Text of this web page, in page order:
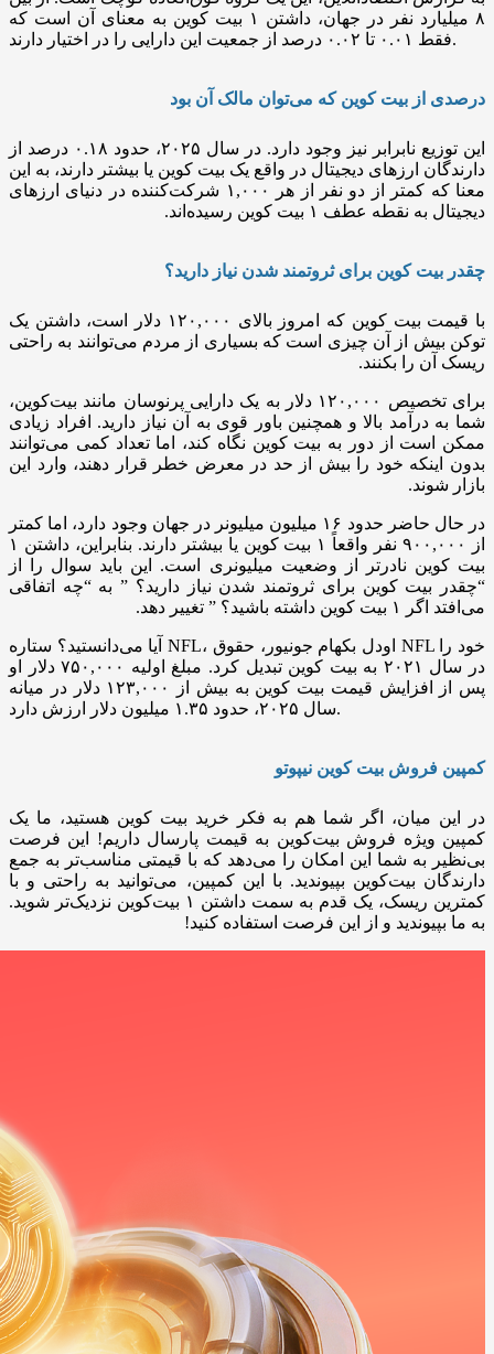
۸ میلیارد نفر در جهان، داشتن ۱ بیت کوین به معنای آن است که
فقط ۰.۰۱ تا ۰.۰۲ درصد از جمعیت این دارایی را در اختیار دارند.
درصدی از بیت کوین که می‌توان مالک آن بود
این توزیع نابرابر نیز وجود دارد. در سال ۲۰۲۵، حدود ۰.۱۸ درصد از
دارندگان ارز‌های دیجیتال در واقع یک بیت کوین یا بیشتر دارند، به این
معنا که کمتر از دو نفر از هر ۱,۰۰۰ شرکت‌کننده در دنیای ارز‌های
دیجیتال به نقطه عطف ۱ بیت کوین رسیده‌اند.
چقدر بیت ‌کوین برای ثروتمند شدن نیاز دارید؟
با قیمت بیت کوین که امروز بالای ۱۲۰,۰۰۰ دلار است، داشتن یک
توکن بیش از آن چیزی است که بسیاری از مردم می‌توانند به راحتی
ریسک آن را بکنند.
برای تخصیص ۱۲۰,۰۰۰ دلار به یک دارایی پرنوسان مانند بیت‌کوین،
شما به درآمد بالا و همچنین باور قوی به آن نیاز دارید. افراد زیادی
ممکن است از دور به بیت کوین نگاه کند، اما تعداد کمی می‌توانند
بدون اینکه خود را بیش از حد در معرض خطر قرار دهند، وارد این
بازار شوند.
در حال حاضر حدود ۱۶ میلیون میلیونر در جهان وجود دارد، اما کمتر
از ۹۰۰,۰۰۰ نفر واقعاً ۱ بیت کوین یا بیشتر دارند. بنابراین، داشتن ۱
بیت کوین نادرتر از وضعیت میلیونری است. این باید سوال را از
“چقدر بیت کوین برای ثروتمند شدن نیاز دارید؟ ” به “چه اتفاقی
می‌افتد اگر ۱ بیت کوین داشته باشید؟ ” تغییر دهد.
آیا می‌دانستید؟ ستاره NFL، اودل بکهام جونیور، حقوق NFL خود را
در سال ۲۰۲۱ به بیت کوین تبدیل کرد. مبلغ اولیه ۷۵۰,۰۰۰ دلار او
پس از افزایش قیمت بیت کوین به بیش از ۱۲۳,۰۰۰ دلار در میانه
سال ۲۰۲۵، حدود ۱.۳۵ میلیون دلار ارزش دارد.
کمپین فروش بیت‌ کوین نیپوتو
در این میان، اگر شما هم به فکر خرید بیت‌ کوین هستید، ما یک
کمپین ویژه فروش بیت‌کوین به قیمت پارسال داریم! این فرصت
بی‌نظیر به شما این امکان را می‌دهد که با قیمتی مناسب‌تر به جمع
دارندگان بیت‌کوین بپیوندید. با این کمپین، می‌توانید به راحتی و با
کمترین ریسک، یک قدم به سمت داشتن ۱ بیت‌کوین نزدیک‌تر شوید.
به ما بپیوندید و از این فرصت استفاده کنید!